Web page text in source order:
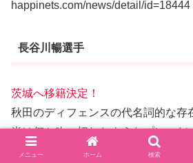
happinets.com/news/detail/id=18444
長谷川暢選手
茨城へ移籍決定！
秋田のディフェンスの代名詞的な存
半は何か吹っ切れたようなプレーだ
浦選手とダブって見えた。
メニュー ホーム 検索